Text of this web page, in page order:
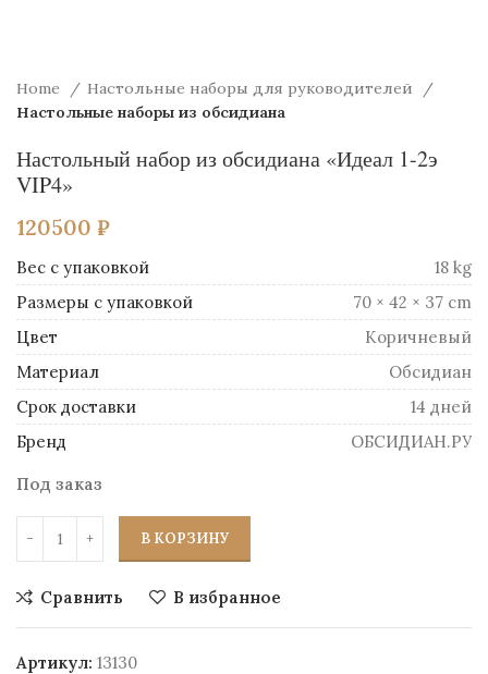
Home
Настольные наборы для руководителей
Настольные наборы из обсидиана
Настольный набор из обсидиана «Идеал 1-2э
VIP4»
120500 ₽
Вес
18 kg
Размеры
70 × 42 × 37 cm
Цвет
Коричневый
Материал
Обсидиан
Срок доставки
14 дней
Бренд
ОБСИДИАН.РУ
Под заказ
В КОРЗИНУ
Сравнить В избранное
Артикул: 13130